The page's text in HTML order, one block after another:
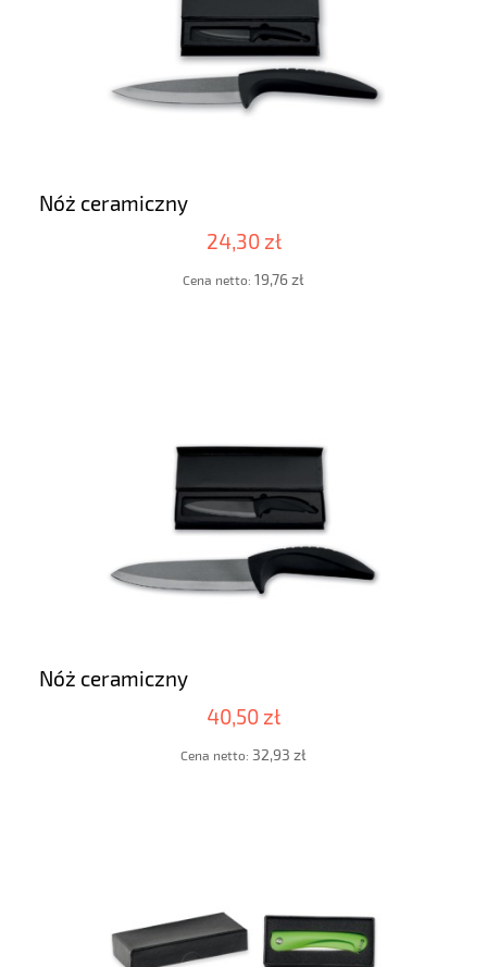
Nóż ceramiczny
24,30 zł
Cena netto: 19,76 zł
Nóż ceramiczny
40,50 zł
Cena netto: 32,93 zł